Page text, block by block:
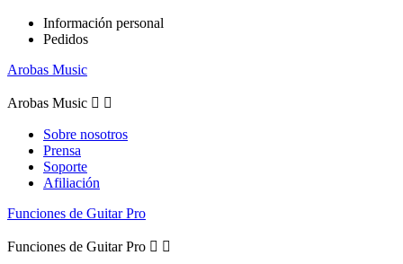
Información personal
Pedidos
Arobas Music
Arobas Music  
Sobre nosotros
Prensa
Soporte
Afiliación
Funciones de Guitar Pro
Funciones de Guitar Pro  